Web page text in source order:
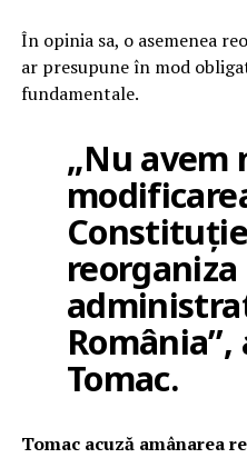
În opinia sa, o asemenea
ar presupune în mod
fundamentale.
„Nu avem
reorganiza
Tomac.
Tomac acuză amânarea